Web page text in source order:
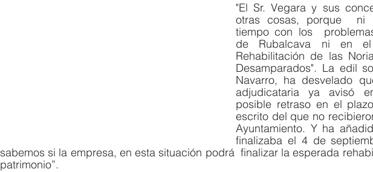
"El Sr. Vegara y sus
otras cosas, porque  ni
tiempo con los
de Rubalcava ni en
Rehabilitación de las
Desamparados". La edil
Navarro, ha desvelado
adjudicataria ya avisó
posible retraso en el
escrito del que no
Ayuntamiento. Y ha
finalizaba el 4 de
sabemos si la empresa, en esta situación podrá  finalizar la esperada
patrimonio”.